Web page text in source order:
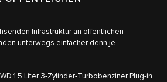
Infrastruktur an öffentlichen
unterwegs einfacher denn je.
1.5 Liter 3-Zylinder-Turbobenziner Plug-in